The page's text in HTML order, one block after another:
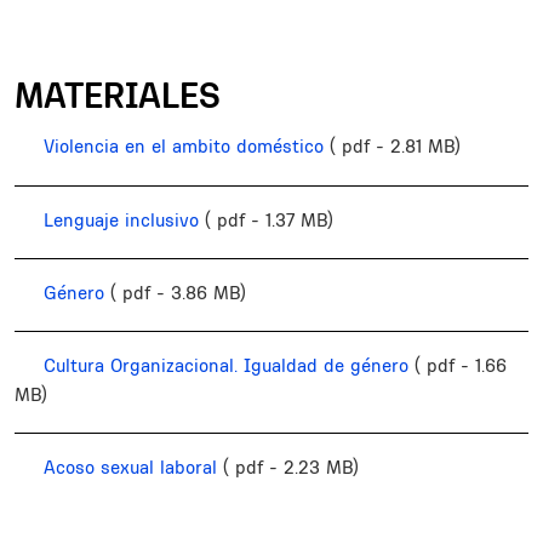
MATERIALES
Violencia en el ambito doméstico ( pdf - 2.81 MB)
Lenguaje inclusivo ( pdf - 1.37 MB)
Género ( pdf - 3.86 MB)
Cultura Organizacional. Igualdad de género ( pdf - 1.66
MB)
Acoso sexual laboral ( pdf - 2.23 MB)